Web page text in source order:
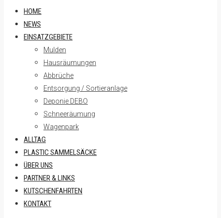
HOME
NEWS
EINSATZGEBIETE
Mulden
Hausräumungen
Abbrüche
Entsorgung / Sortieranlage
Deponie DEBO
Schneeräumung
Wagenpark
ALLTAG
PLASTIC SAMMELSÄCKE
ÜBER UNS
PARTNER & LINKS
KUTSCHENFAHRTEN
KONTAKT